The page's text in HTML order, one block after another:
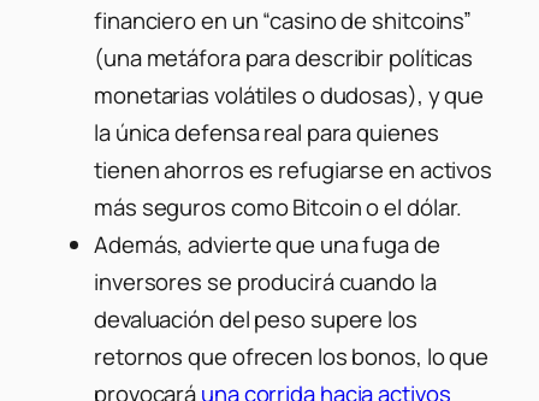
financiero en un “casino de shitcoins”
(una metáfora para describir políticas
monetarias volátiles o dudosas), y que
la única defensa real para quienes
tienen ahorros es refugiarse en activos
más seguros como Bitcoin o el dólar.
Además, advierte que una fuga de
inversores se producirá cuando la
devaluación del peso supere los
retornos que ofrecen los bonos, lo que
provocaráuna corrida hacia activos